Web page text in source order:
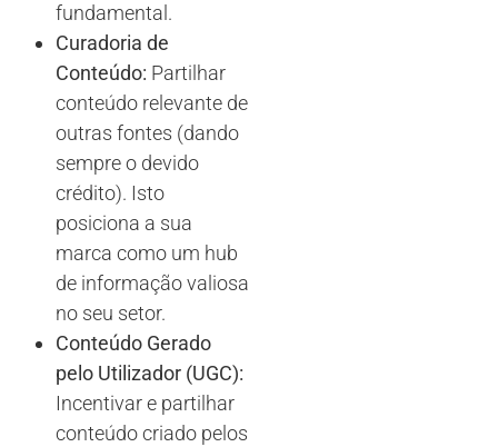
fundamental.
Curadoria de
Conteúdo: Partilhar
conteúdo relevante de
outras fontes (dando
sempre o devido
crédito). Isto
posiciona a sua
marca como um hub
de informação valiosa
no seu setor.
Conteúdo Gerado
pelo Utilizador (UGC):
Incentivar e partilhar
conteúdo criado pelos